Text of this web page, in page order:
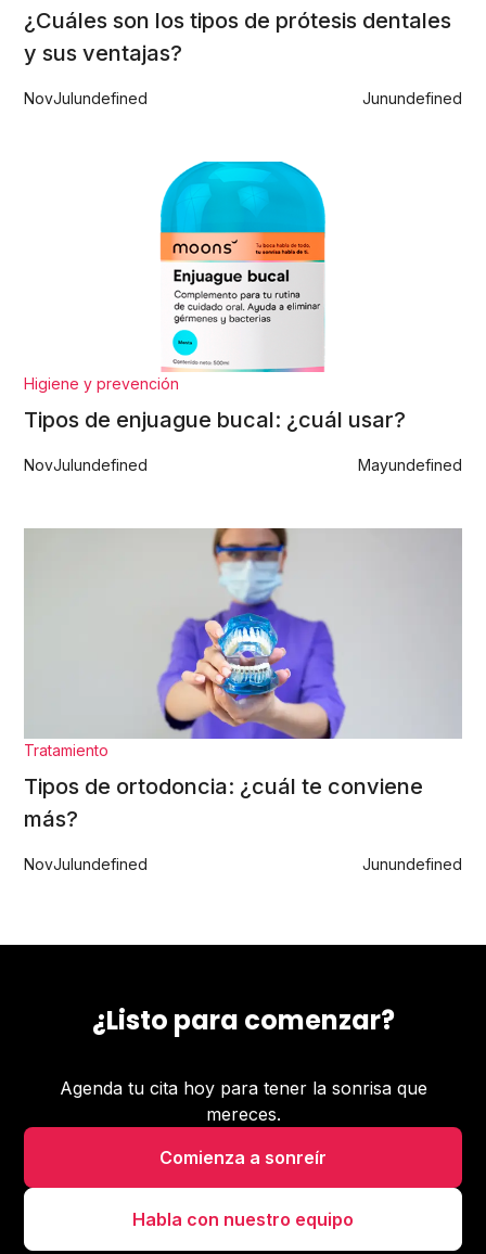
¿Cuáles son los tipos de prótesis dentales
y sus ventajas?
NovJulundefined Junundefined
Higiene y prevención
Tipos de enjuague bucal: ¿cuál usar?
NovJulundefined Mayundefined
Tratamiento
Tipos de ortodoncia: ¿cuál te conviene
más?
NovJulundefined Junundefined
¿Listo para comenzar?
Agenda tu cita hoy para tener la sonrisa que
mereces.
Comienza a sonreír
Habla con nuestro equipo